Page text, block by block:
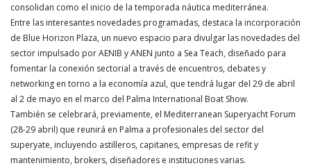
consolidan como el inicio de la temporada náutica mediterránea.
Entre las interesantes novedades programadas, destaca la incorporación
de Blue Horizon Plaza, un nuevo espacio para divulgar las novedades del
sector impulsado por AENIB y ANEN junto a Sea Teach, diseñado para
fomentar la conexión sectorial a través de encuentros, debates y
networking en torno a la economía azul, que tendrá lugar del 29 de abril
al 2 de mayo en el marco del Palma International Boat Show.
También se celebrará, previamente, el Mediterranean Superyacht Forum
(28-29 abril) que reunirá en Palma a profesionales del sector del
superyate, incluyendo astilleros, capitanes, empresas de refit y
mantenimiento, brokers, diseñadores e instituciones varias.